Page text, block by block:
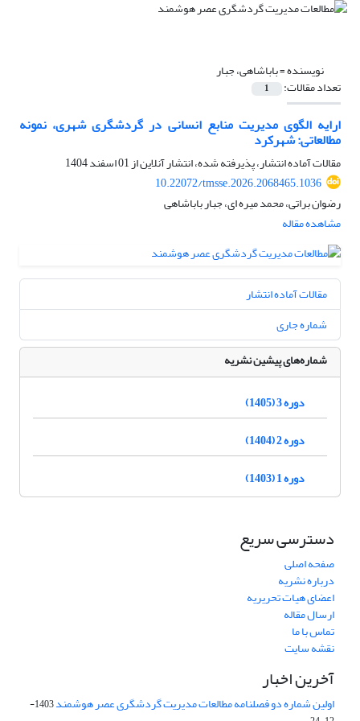
نویسنده =باباشاهی، جبار
تعداد مقالات: 1
ارایه الگوی مدیریت منابع انسانی در گردشگری شهری، نمونه
مطالعاتی: شهرکرد
مقالات آماده انتشار، پذیرفته شده، انتشار آنلاین از01 اسفند 1404
10.22072/tmsse.2026.2068465.1036
رضوان براتی، محمد میره ای، جبار باباشاهی
مشاهده مقاله
مقالات آماده انتشار
شماره جاری
شماره‌های پیشین نشریه
دوره 3 (1405)
دوره 2 (1404)
دوره 1 (1403)
دسترسی سریع
صفحه اصلی
درباره نشریه
اعضای هیات تحریریه
ارسال مقاله
تماس با ما
نقشه سایت
آخرین اخبار
اولین شماره دو فصلنامه مطالعات مدیریت گردشگری عصر هوشمند
1403-